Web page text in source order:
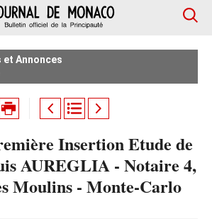
et Annonces
Insertion Etude de
AUREGLIA - Notaire 4,
Moulins - Monte-Carlo